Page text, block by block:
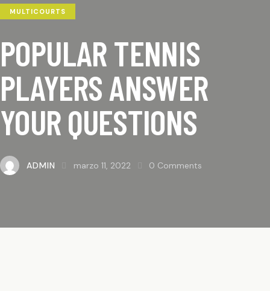
MULTICOURTS
POPULAR TENNIS
PLAYERS ANSWER
YOUR QUESTIONS
ADMIN marzo 11, 2022 0 Comments